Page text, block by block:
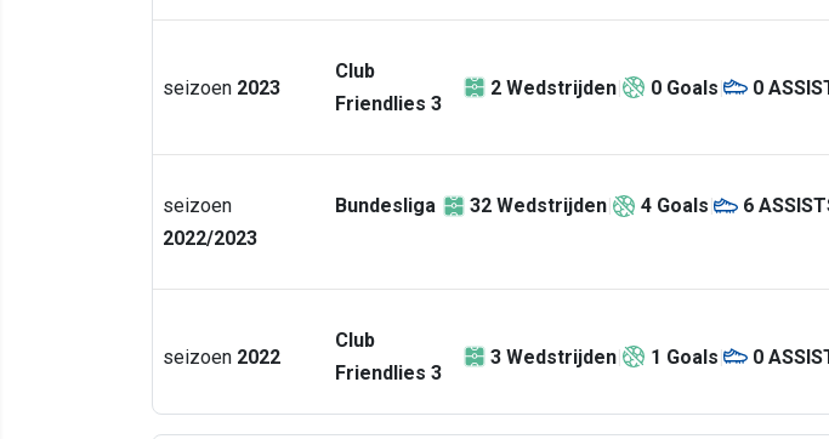
seizoen 2023
Club
Friendlies 3
2 Wedstrijden 0 Goals 0
seizoen
2022/2023
Bundesliga 32 Wedstrijden 4 Goals 6
seizoen 2022
Club
Friendlies 3
3 Wedstrijden 1 Goals 0